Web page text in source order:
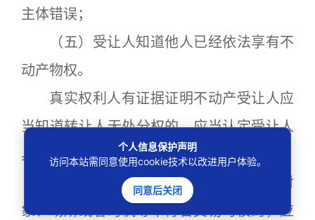
主体错误；
（五）受让人知道他人已经依法享有不
动产物权。
真实权利人有证据证明不动产受让人应
当知道转让人无处分权的，应当认定受让人
具有重大过失。
第十七条受让人受让动产时，交易的对
象、场所或者时机等不符合交易习惯的，应
个人信息保护声明
访问本站需同意使用cookie技术以改进用户体验。
同意后关闭